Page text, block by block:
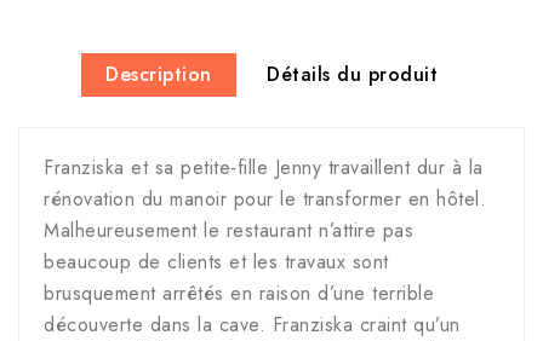
Description Détails du produit
Franziska et sa petite-fille Jenny travaillent dur à la
rénovation du manoir pour le transformer en hôtel.
Malheureusement le restaurant n’attire pas
beaucoup de clients et les travaux sont
brusquement arrêtés en raison d’une terrible
découverte dans la cave. Franziska craint qu’un